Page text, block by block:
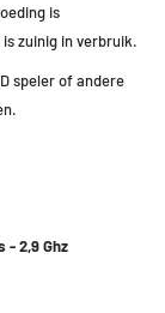
is
zuinig in verbruik.
speler of andere
- 2,9 Ghz